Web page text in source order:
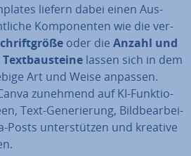
liefern dabei einen Aus­
Kom­po­nen­ten wie die ver­
oder die Anzahl und
lassen sich in dem
Art und Weise anpassen.
zunehmend auf KI-Funk­tio­
Text-Ge­ne­rie­rung, Bild­be­ar­bei­
Posts un­ter­stüt­zen und kreative